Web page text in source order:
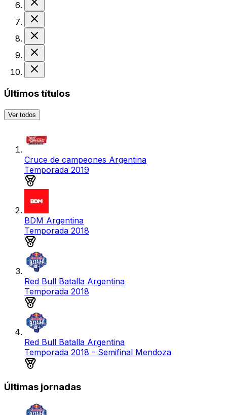
Últimos títulos
Ver todos
Cruce de campeones Argentina
Temporada 2019
BDM Argentina
Temporada 2018
Red Bull Batalla Argentina
Temporada 2018
Red Bull Batalla Argentina
Temporada 2018 - Semifinal Mendoza
Últimas jornadas